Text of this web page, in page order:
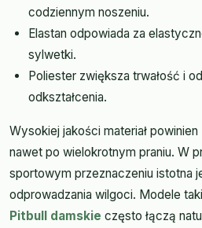
codziennym noszeniu.
Elastan odpowiada za
sylwetki.
Poliester zwiększa trwałość i
odkształcenia.
Wysokiej jakości materiał
nawet po wielokrotnym praniu. W
sportowym przeznaczeniu istotna
odprowadzania wilgoci. Modele
Pitbull damskie często łączą